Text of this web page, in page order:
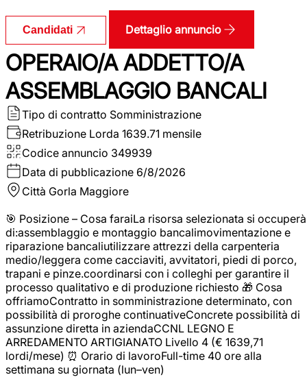
Candidati Dettaglio annuncio
OPERAIO/A ADDETTO/A
ASSEMBLAGGIO BANCALI
Tipo di contratto Somministrazione
Retribuzione Lorda 1639.71 mensile
Codice annuncio 349939
Data di pubblicazione 6/8/2026
Città Gorla Maggiore
🎯 Posizione – Cosa faraiLa risorsa selezionata si occuperà
di:assemblaggio e montaggio bancalimovimentazione e
riparazione bancaliutilizzare attrezzi della carpenteria
medio/leggera come cacciaviti, avvitatori, piedi di porco,
trapani e pinze.coordinarsi con i colleghi per garantire il
processo qualitativo e di produzione richiesto 🎁 Cosa
offriamoContratto in somministrazione determinato, con
possibilità di proroghe continuativeConcrete possibilità di
assunzione diretta in aziendaCCNL LEGNO E
ARREDAMENTO ARTIGIANATO Livello 4 (€ 1639,71
lordi/mese) ⏰ Orario di lavoroFull-time 40 ore alla
settimana su giornata (lun–ven)